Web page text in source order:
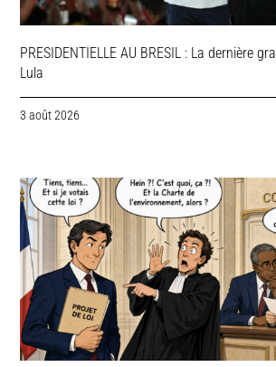
PRESIDENTIELLE AU BRESIL : La dernière
Lula
3 août 2026